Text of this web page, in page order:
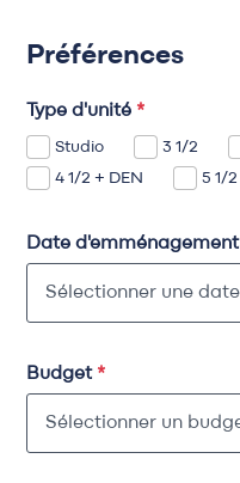
Préférences
Type d'unité *
Studio 3 1/2
4 1/2 + DEN
5 1/2
Date d'emménagement
Budget *